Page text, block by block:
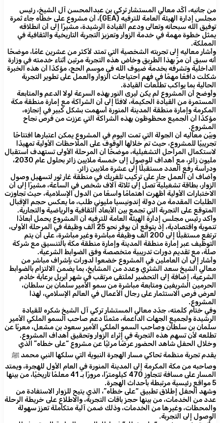
من جانبه، أكّد معالي المستشار تركي بن عبدالمحسن آل الشيخ، رئيس
مجلس إدارة الهيئة العامة للترفيه (GEA)، أن مشروع على خطاه جاء ثمرة
توفيق الله سبحانه وتعالى ودعم القيادة الرشيدة، مشيرًا إلى أن انطلاقه
يمثل خطوة مهمة في خدمة الزوار وتعزيز التجربة التاريخية والثقافية في
المملكة.
وأشار معاليه إلى تجربته الشخصية التي تمتد لأكثر من عشرين عامًا، موضحًا
أنه سبق أن مرّ بهذا الطريق وخاض هذه التجربة مرتين أثناء خدمته في وزارة
الداخلية وتشرفه بخدمة ضيوف الله في موسم الحج، مؤكدًا أن هذه الخبرة
شكلت دافعًا مهمًا في فهم احتياجات الزوار والعمل على تطوير التجربة
الحالية بما يواكب تطلعات القيادة.
وأوضح أن المشروع لم يكن ليرى النور بهذه السرعة لولا الدعم والمتابعة
المستمرة من القيادة الحكيمة، لافتًا إلى أن الشراكة مع إمارة منطقة مكة
المكرمة وإمارة منطقة المدينة المنورة أسهمت بشكل كبير في إنجازه،
مؤكدًا أن الجميع محظوظون بهذه الشراكة التي عززت من فرص نجاح
المشروع.
وبيّن معاليه أن الجولة التي تمت اليوم في المشروع يمكن اعتبارها افتتاحًا
تجريبيًا للمشروع، حيث تم خلالها الوقوف على الملاحظات الأولية تمهيدًا
لاستكمال المراحل التشغيلية، موضحًا أن المرحلة الأولى تستهدف استقبال
مليون زائر، مع أهداف للوصول إلى خمسة ملايين زائر بحلول عام 2030،
ودراسة رفع العدد مستقبلًا إلى عشرة ملايين زائر.
وأضاف أن العمل جارٍ على تركيب تلفريك في منطقة غار ثور لتسهيل وصول
الزوار، بطاقة تشغيلية تصل إلى ثلاثة آلاف شخص في الساعة، مشيرًا إلى أن
الاختبارات الأولية أظهرت اهتمامًا واسعًا من الدول الإسلامية، حيث تجاوزت
الطلبات المقدمة من دولة إندونيسيا مليوني طلب، ما يعكس حجم الإقبال
المتوقع على التجربة التي تجمع بين الأبعاد الثقافية والرياضية والتجارية.
وأكد رئيس مجلس إدارة الهيئة العامة للترفيه أن المشروع يحمل أبعادًا
تنموية واقتصادية، إذ يتوقع أن يوفر نحو 25 ألف وظيفة في المرحلة الأولى،
ترتفع مستقبلًا إلى 200 ألف وظيفة مباشرة وغير مباشرة، على أن يتم
التوظيف عبر إمارة منطقة المدينة وإمارة منطقة مكة بالتنسيق مع شركة
صلة، مع تقديم دورات تدريبية متخصصة وفق الضوابط الشرعية.
وأشار إلى أن العاملين في المشروع خضعوا لدورات بإشراف مباشر من
معالي الشيخ سعد الشثري وعدد من المشايخ، بما يضمن الالتزام بالضوابط
الشرعية، إضافة إلى التحضير لملتقى مرتقب في شهر أبريل برعاية خادم
الحرمين الشريفين ومتابعة مباشرة من سمو الأمير سلمان بن سلطان،
لعرض فرص الاستثمار على رجال الأعمال في العالم الإسلامي، لهذا
المشروع.
وفي ختام كلمته، جدّد معالي المستشار تركي آل الشيخ شكره للقيادة
الرشيدة ولجميع الجهات الداعمة، مثمنًا دعم صاحب السمو الملكي الأمير
سلمان بن سلطان وصاحب السمو الملكي الأمير سعود بن مشعل، معربًا عن
تطلعه لأن تسهم هذه التجربة في إثراء الزوار وتحقيق أهداف المشروع.
وخلال الحفل شاهد الحضور عرضًا مرئيًا عن مشروع “على خطاه” الذي
يقدم تجربة منظمة تحاكي مسار الهجرة النبوية التي سلكها النبي محمد ﷺ
وصاحبه من مكة المكرمة إلى المدينة المنورة في العام الأول للهجرة، ويمتد
المسار على مسافة تتجاوز 470 كيلومترًا، مرورًا بـ 41 معلمًا تاريخيًا، من بينها
5 مواقع رئيسية مرتبطة بأحداث الهجرة.
وشهد الحفل إطلاق تطبيق “على خطاه”، الذي يتيح للزوار الاستفادة من
عدد من الخدمات، من بينها حجز باقات التجربة، والاطلاع على خريطة الرحلة
والمحطات، وغيرها من الخدمات، وذلك ضمن آلية متكاملة تعزز سهولة
الوصول إلى التجربة.